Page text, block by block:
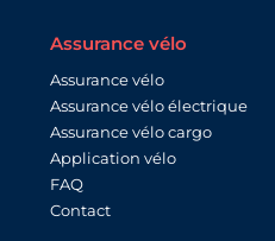
Assurance vélo
Assurance vélo
Assurance vélo électrique
Assurance vélo cargo
Application vélo
FAQ
Contact